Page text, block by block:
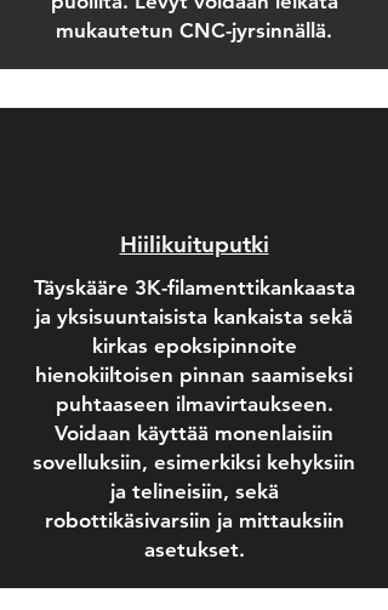
mukautetun CNC-jyrsinnällä.
Hiilikuituputki
Täyskääre 3K-filamenttikankaasta
ja yksisuuntaisista kankaista sekä
kirkas epoksipinnoite
hienokiiltoisen pinnan saamiseksi
puhtaaseen ilmavirtaukseen.
Voidaan käyttää monenlaisiin
sovelluksiin, esimerkiksi kehyksiin
ja telineisiin, sekä
robottikäsivarsiin ja mittauksiin
asetukset.